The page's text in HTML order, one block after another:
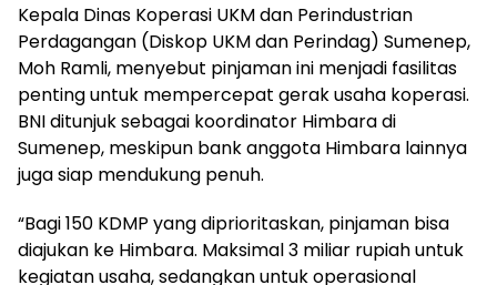
Kepala Dinas Koperasi UKM dan Perindustrian
Perdagangan (Diskop UKM dan Perindag) Sumenep,
Moh Ramli, menyebut pinjaman ini menjadi fasilitas
penting untuk mempercepat gerak usaha koperasi.
BNI ditunjuk sebagai koordinator Himbara di
Sumenep, meskipun bank anggota Himbara lainnya
juga siap mendukung penuh.
“Bagi 150 KDMP yang diprioritaskan, pinjaman bisa
diajukan ke Himbara. Maksimal 3 miliar rupiah untuk
kegiatan usaha, sedangkan untuk operasional